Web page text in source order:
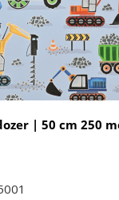
| 50 cm 250